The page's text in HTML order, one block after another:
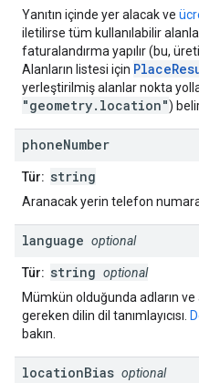
Yanıtın içinde yer alacak ve
iletilirse tüm kullanılabilir
faturalandırma yapılır (bu,
Alanların listesi için
yerleştirilmiş alanlar nokta
"geometry.location")
phoneNumber
Tür: string
Aranacak yerin telefon
language optional
Tür: string optional
Mümkün olduğunda adların
gereken dilin dil tanımlayıcısı.
bakın.
locationBias optional